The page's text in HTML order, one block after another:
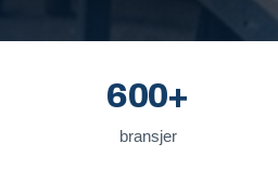
600+
bransjer